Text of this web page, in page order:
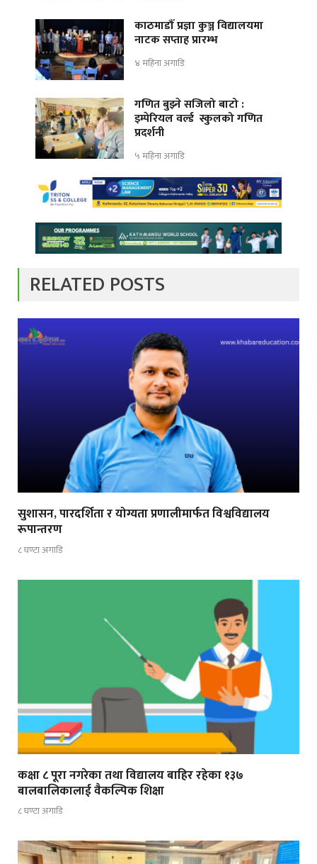
काठमाडौँ प्रज्ञा कुञ्ज विद्यालयमा
नाटक सप्ताह प्रारम्भ
४ महिना अगाडि
गणित बुझ्ने सजिलो बाटो :
इम्पेरियल वर्ल्ड स्कुलको गणित
प्रदर्शनी
५ महिना अगाडि
RELATED POSTS
सुशासन, पारदर्शिता र योग्यता प्रणालीमार्फत विश्वविद्यालय
रूपान्तरण
८ घण्टा अगाडि
कक्षा ८ पूरा नगरेका तथा विद्यालय बाहिर रहेका १३७
बालबालिकालाई वैकल्पिक शिक्षा
८ घण्टा अगाडि